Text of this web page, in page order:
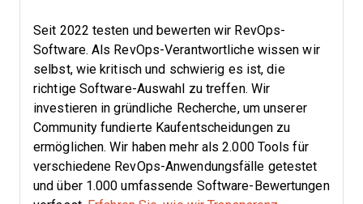
Seit 2022 testen und bewerten wir RevOps-
Software. Als RevOps-Verantwortliche wissen wir
selbst, wie kritisch und schwierig es ist, die
richtige Software-Auswahl zu treffen. Wir
investieren in gründliche Recherche, um unserer
Community fundierte Kaufentscheidungen zu
ermöglichen. Wir haben mehr als 2.000 Tools für
verschiedene RevOps-Anwendungsfälle getestet
und über 1.000 umfassende Software-Bewertungen